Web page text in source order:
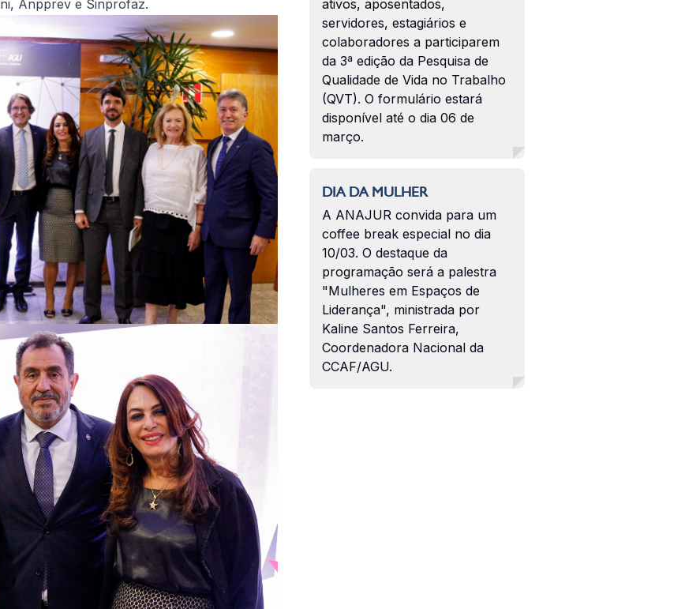
Anpprev e Sinprofaz.
ativos, aposentados,
servidores, estagiários e
colaboradores a participarem
da 3ª edição da Pesquisa de
Qualidade de Vida no Trabalho
(QVT). O formulário estará
disponível até o dia 06 de
março.
DIA DA MULHER
A ANAJUR convida para um
coffee break especial no dia
10/03. O destaque da
programação será a palestra
"Mulheres em Espaços de
Liderança", ministrada por
Kaline Santos Ferreira,
Coordenadora Nacional da
CCAF/AGU.